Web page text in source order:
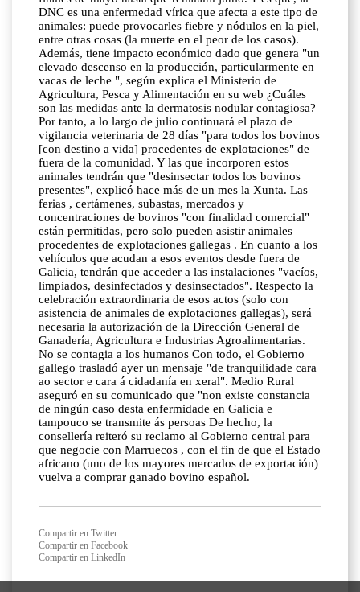
DNC es una enfermedad vírica que afecta a este tipo de
animales: puede provocarles fiebre y nódulos en la piel,
entre otras cosas (la muerte en el peor de los casos).
Además, tiene impacto económico dado que genera "un
elevado descenso en la producción, particularmente en
vacas de leche ", según explica el Ministerio de
Agricultura, Pesca y Alimentación en su web ¿Cuáles
son las medidas ante la dermatosis nodular contagiosa?
Por tanto, a lo largo de julio continuará el plazo de
vigilancia veterinaria de 28 días "para todos los bovinos
[con destino a vida] procedentes de explotaciones" de
fuera de la comunidad. Y las que incorporen estos
animales tendrán que "desinsectar todos los bovinos
presentes", explicó hace más de un mes la Xunta. Las
ferias , certámenes, subastas, mercados y
concentraciones de bovinos "con finalidad comercial"
están permitidas, pero solo pueden asistir animales
procedentes de explotaciones gallegas . En cuanto a los
vehículos que acudan a esos eventos desde fuera de
Galicia, tendrán que acceder a las instalaciones "vacíos,
limpiados, desinfectados y desinsectados". Respecto la
celebración extraordinaria de esos actos (solo con
asistencia de animales de explotaciones gallegas), será
necesaria la autorización de la Dirección General de
Ganadería, Agricultura e Industrias Agroalimentarias.
No se contagia a los humanos Con todo, el Gobierno
gallego trasladó ayer un mensaje "de tranquilidade cara
ao sector e cara á cidadanía en xeral". Medio Rural
aseguró en su comunicado que "non existe constancia
de ningún caso desta enfermidade en Galicia e
tampouco se transmite ás persoas De hecho, la
consellería reiteró su reclamo al Gobierno central para
que negocie con Marruecos , con el fin de que el Estado
africano (uno de los mayores mercados de exportación)
vuelva a comprar ganado bovino español.
Compartir en Twitter
Compartir en Facebook
Compartir en LinkedIn